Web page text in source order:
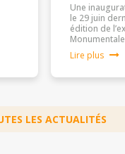
Une
le 29 juin
édition de
Lire plus
LES ACTUALITÉS